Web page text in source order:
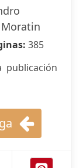
Moratin
385
publicación